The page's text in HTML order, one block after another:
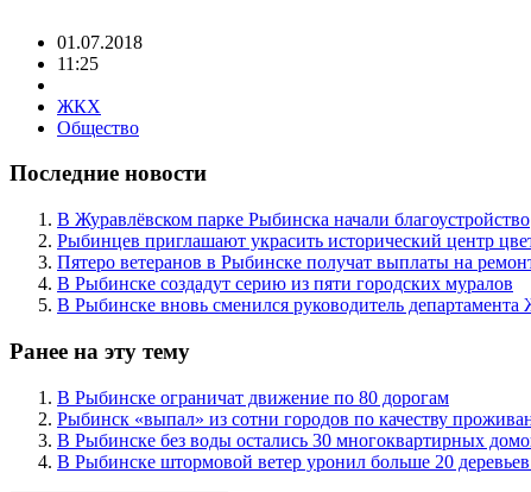
01.07.2018
11:25
ЖКХ
Общество
Последние новости
В Журавлёвском парке Рыбинска начали благоустройство
Рыбинцев приглашают украсить исторический центр
Пятеро ветеранов в Рыбинске получат выплаты на
В Рыбинске создадут серию из пяти городских муралов
В Рыбинске вновь сменился руководитель
Ранее на эту тему
В Рыбинске ограничат движение по 80 дорогам
Рыбинск «выпал» из сотни городов по качеству
В Рыбинске без воды остались 30 многоквартирных
В Рыбинске штормовой ветер уронил больше 20